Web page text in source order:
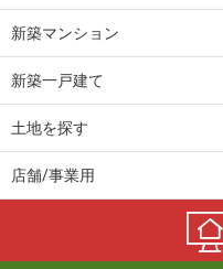
新築マンション
新築一戸建て
土地を探す
店舗/事業用